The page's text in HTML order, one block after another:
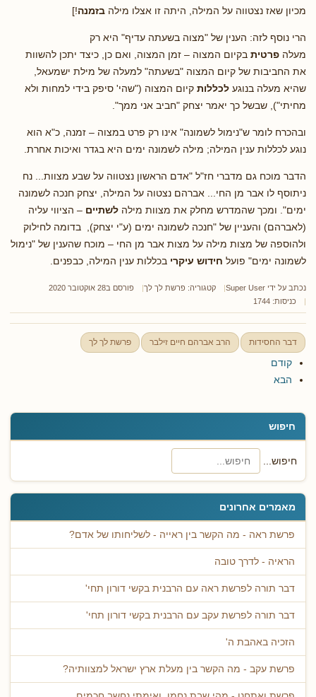
חיפוש
חיפוש...
מאמרים אחרונים
פרשת ראה - מה הקשר בין ראייה - לשליחותו של אדם?
הראיה - לדרך טובה
דבר תורה לפרשת ראה עם הרבנית בקשי דורון תחי'
דבר תורה לפרשת עקב עם הרבנית בקשי דורון תחי'
הזכיה באהבת ה'
פרשת עקב - מה הקשר בין מעלת ארץ ישראל למצוותיה?
מכיון שאז נצטווה על המילה, היתה זו אצלו מילה בזמנה!]
הרי נוסף לזה: הענין של "מצוה בשעתה עדיף" היא רק
מעלה פרטית בקיום המצוה – זמן המצוה, ואם כן, כיצד יתכן להשוות
את החביבות של קיום המצוה "בשעתה" למעלה של מילת ישמעאל,
שהיא מעלה בנוגע לכללות קיום המצוה ("שהי' סיפק בידי למחות ולא
מחיתי"), שבשל כך יאמר יצחק "חביב אני ממך".
ובהכרח לומר ש"נימול לשמונה" אינו רק פרט במצוה – זמנה, כ"א הוא
נוגע לכללות ענין המילה; מילה לשמונה ימים היא בגדר ואיכות אחרת.
הדבר מוכח גם מדברי חז"ל "אדם הראשון נצטווה על שבע מצוות... נח
ניתוסף לו אבר מן החי... אברהם נצטוה על המילה, יצחק חנכה לשמונה
ימים". ומכך שהמדרש מחלק את מצוות מילה לשתיים – הציווי עליה
(לאברהם) והעניין של "חנכה לשמונה ימים (ע"י יצחק), בדומה לחילוק
ולהוספה של מצות מילה על מצות אבר מן החי – מוכח שהענין של "נימול
לשמונה ימים" פועל חידוש עיקרי בכללות ענין המילה, כבפנים.
נכתב על ידי Super User קטגוריה: פרשת לך לך
פורסם ב28 אוקטובר 2020
כניסות: 1744
דבר החסידות הרב אברהם חיים זילבר פרשת לך לך
קודם
הבא